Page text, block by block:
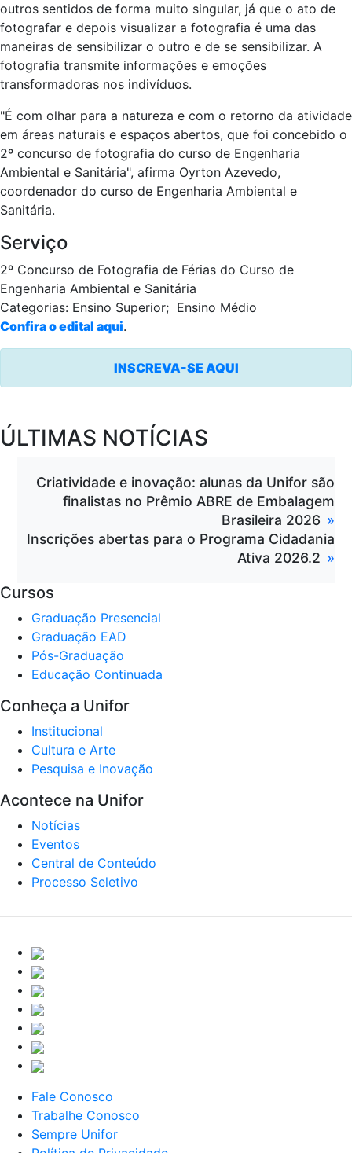
outros sentidos de forma muito singular, já que o ato de
fotografar e depois visualizar a fotografia é uma das
maneiras de sensibilizar o outro e de se sensibilizar. A
fotografia transmite informações e emoções
transformadoras nos indivíduos.
"É com olhar para a natureza e com o retorno da atividade
em áreas naturais e espaços abertos, que foi concebido o
2º concurso de fotografia do curso de Engenharia
Ambiental e Sanitária", afirma Oyrton Azevedo,
coordenador do curso de Engenharia Ambiental e
Sanitária.
Serviço
2º Concurso de Fotografia de Férias do Curso de
Engenharia Ambiental e Sanitária
Categorias: Ensino Superior; Ensino Médio
Confira o edital aqui.
INSCREVA-SE AQUI
ÚLTIMAS NOTÍCIAS
Criatividade e inovação: alunas da Unifor são
finalistas no Prêmio ABRE de Embalagem
Brasileira 2026
Inscrições abertas para o Programa Cidadania
Ativa 2026.2
Cursos
Graduação Presencial
Graduação EAD
Pós-Graduação
Educação Continuada
Conheça a Unifor
Institucional
Cultura e Arte
Pesquisa e Inovação
Acontece na Unifor
Notícias
Eventos
Central de Conteúdo
Processo Seletivo
Fale Conosco
Trabalhe Conosco
Sempre Unifor